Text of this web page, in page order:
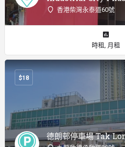
香港柴灣永泰道60號
時租, 月租
德朗邨停車場 Tak
$18